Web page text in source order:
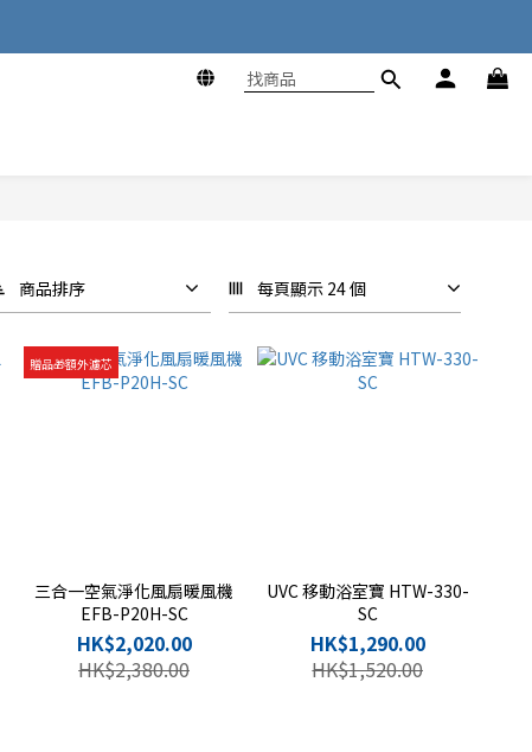
商品排序 每頁顯示 24 個
贈品🎁額外濾芯
三合一空氣淨化風扇暖風機
EFB-P20H-SC
HK$2,020.00
HK$2,380.00
UVC 移動浴室寶 HTW-330-
SC
HK$1,290.00
HK$1,520.00